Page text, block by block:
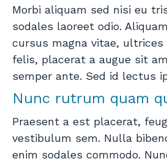
Morbi aliquam sed nisi eu
sodales laoreet odio.
cursus magna vitae, ultrices
felis, placerat a augue sit
semper ante. Sed id lectus
Nunc rutrum quam
Praesent a est placerat,
vestibulum sem. Nulla
enim sodales commodo.